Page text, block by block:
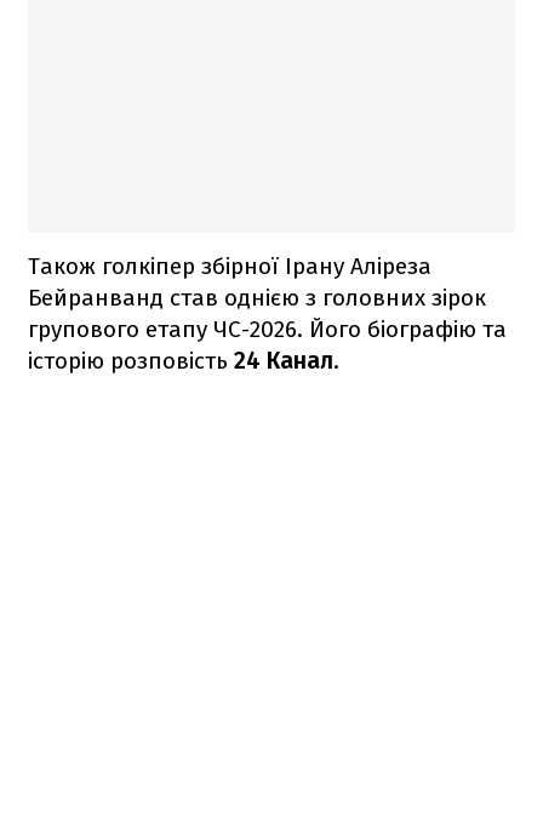
Також голкіпер збірної Ірану Аліреза
Бейранванд став однією з головних зірок
групового етапу ЧС-2026. Його біографію та
історію розповість 24 Канал.